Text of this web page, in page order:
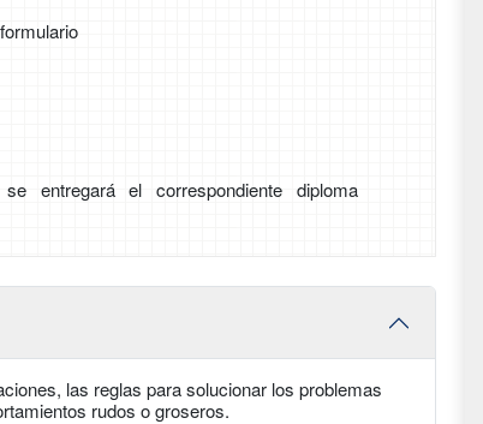
entregará el correspondiente diploma
las reglas para solucionar los problemas
rudos o groseros.